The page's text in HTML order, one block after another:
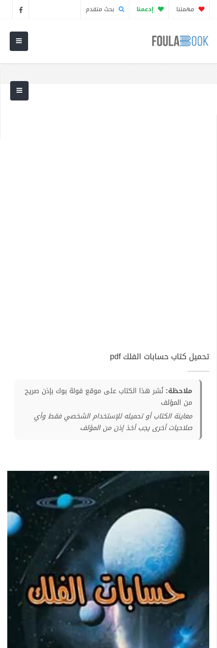
مهمتنا إدعمنا بحث متقدم
تحميل كتاب حسابات الفلك pdf
ملاحظة: نُشر هذا الكتاب على موقع فولة بوك بإذن صريح
من المؤلف
معاينة الكتاب أو تحميله للإستخدام الشخصي فقط وأي
صلاحيات أخرى يجب أخذ إذن من المؤلف